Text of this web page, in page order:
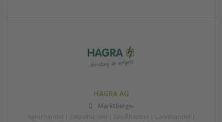
HAGRA AG
Marktbergel
Agrarhandel | Einzelhandel | Großhandel | Landhandel |